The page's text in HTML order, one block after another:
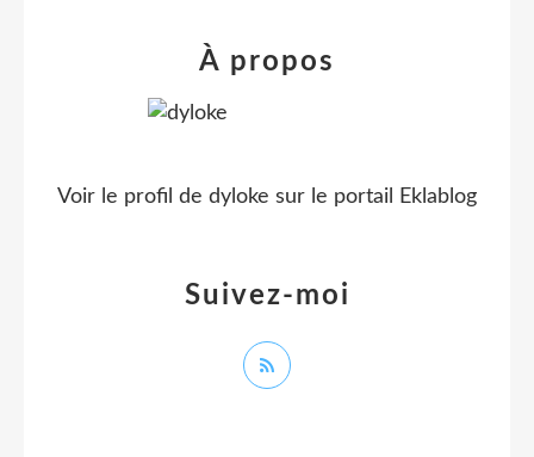
Suivez-moi
À propos
Voir le profil de dyloke sur le portail Eklablog